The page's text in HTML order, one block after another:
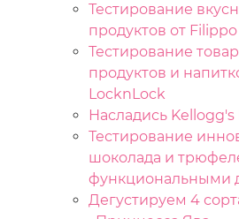
Тестирование
продуктов от
Тестирование
продуктов и
LocknLock
Насладись Kellogg's
Тестирование
шоколада и
функциональными
Дегустируем 4